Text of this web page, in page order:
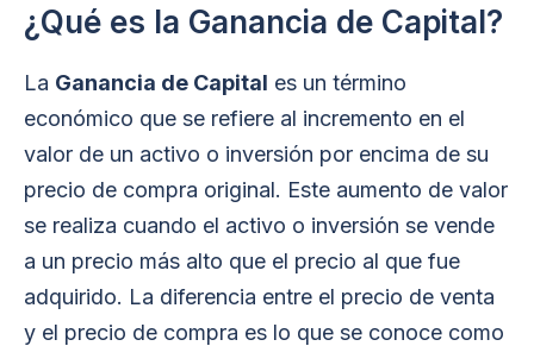
¿Qué es la Ganancia de Capital?
La Ganancia de Capital es un término
económico que se refiere al incremento en el
valor de un activo o inversión por encima de su
precio de compra original. Este aumento de valor
se realiza cuando el activo o inversión se vende
a un precio más alto que el precio al que fue
adquirido. La diferencia entre el precio de venta
y el precio de compra es lo que se conoce como